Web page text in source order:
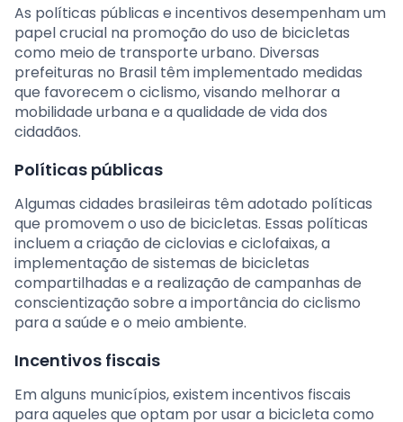
As políticas públicas e incentivos desempenham um
papel crucial na promoção do uso de bicicletas
como meio de transporte urbano. Diversas
prefeituras no Brasil têm implementado medidas
que favorecem o ciclismo, visando melhorar a
mobilidade urbana e a qualidade de vida dos
cidadãos.
Políticas públicas
Algumas cidades brasileiras têm adotado políticas
que promovem o uso de bicicletas. Essas políticas
incluem a criação de ciclovias e ciclofaixas, a
implementação de sistemas de bicicletas
compartilhadas e a realização de campanhas de
conscientização sobre a importância do ciclismo
para a saúde e o meio ambiente.
Incentivos fiscais
Em alguns municípios, existem incentivos fiscais
para aqueles que optam por usar a bicicleta como